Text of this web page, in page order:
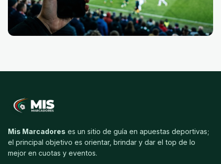
Mis Marcadores es un sitio de guía en apuestas deportivas;
el principal objetivo es orientar, brindar y dar el top de lo
mejor en cuotas y eventos.